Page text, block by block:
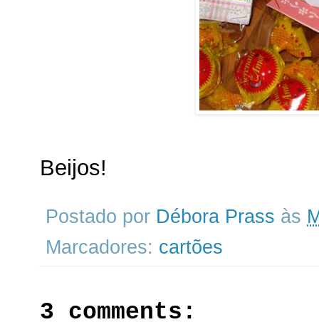
Beijos!
Postado por Débora Prass às
Marcadores: cartões
3 comments: